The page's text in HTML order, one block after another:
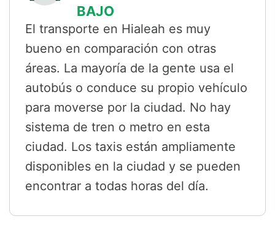
BAJO
El transporte en Hialeah es muy
bueno en comparación con otras
áreas. La mayoría de la gente usa el
autobús o conduce su propio vehículo
para moverse por la ciudad. No hay
sistema de tren o metro en esta
ciudad. Los taxis están ampliamente
disponibles en la ciudad y se pueden
encontrar a todas horas del día.